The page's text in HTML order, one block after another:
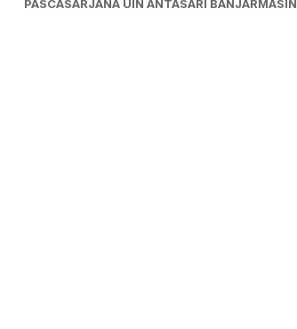
PASCASARJANA UIN ANTASARI BANJARMASIN